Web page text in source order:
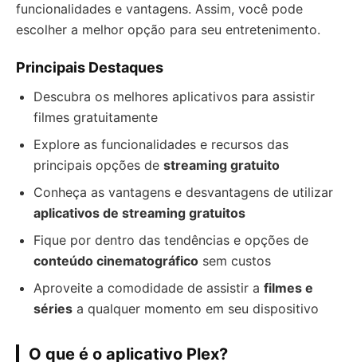
funcionalidades e vantagens. Assim, você pode
escolher a melhor opção para seu entretenimento.
Principais Destaques
Descubra os melhores aplicativos para assistir
filmes gratuitamente
Explore as funcionalidades e recursos das
principais opções de streaming gratuito
Conheça as vantagens e desvantagens de utilizar
aplicativos de streaming gratuitos
Fique por dentro das tendências e opções de
conteúdo cinematográfico sem custos
Aproveite a comodidade de assistir a filmes e
séries a qualquer momento em seu dispositivo
O que é o aplicativo Plex?